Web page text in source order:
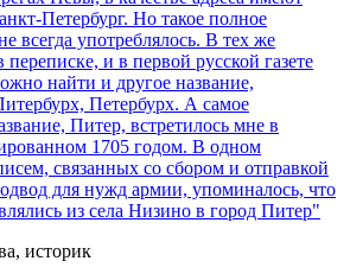
Петербург. Но такое полное
всегда употреблялось. В тех же
переписке, и в первой русской газете
найти и другое название,
Петербурх. А самое
Питер, встретилось мне в
1705 годом. В одном
связанных со сбором и отправкой
для нужд армии, упоминалось, что
из села Низино в город Питер"
историк